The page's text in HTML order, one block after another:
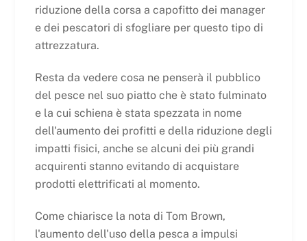
riduzione della corsa a capofitto dei manager
e dei pescatori di sfogliare per questo tipo di
attrezzatura.
Resta da vedere cosa ne penserà il pubblico
del pesce nel suo piatto che è stato fulminato
e la cui schiena è stata spezzata in nome
dell'aumento dei profitti e della riduzione degli
impatti fisici, anche se alcuni dei più grandi
acquirenti stanno evitando di acquistare
prodotti elettrificati al momento.
Come chiarisce la nota di Tom Brown,
l'aumento dell'uso della pesca a impulsi